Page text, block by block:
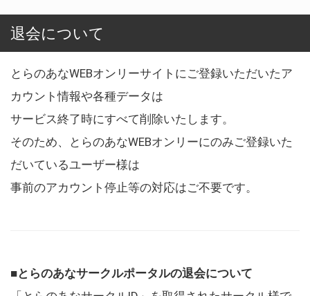
退会について
とらのあなWEBオンリーサイトにご登録いただいたア
カウント情報や各種データは
サービス終了時にすべて削除いたします。
そのため、とらのあなWEBオンリーにのみご登録いた
だいているユーザー様は
事前のアカウント停止等の対応はご不要です。
■とらのあなサークルポータルの退会について